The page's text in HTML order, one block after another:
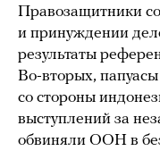
Правозащитники
и принуждении
результаты
Во-вторых,
со стороны
выступлений за
обвиняли ООН в